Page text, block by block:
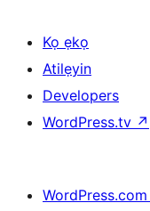
Kọ ẹkọ
Atilẹyin
Developers
WordPress.tv ↗
WordPress.com